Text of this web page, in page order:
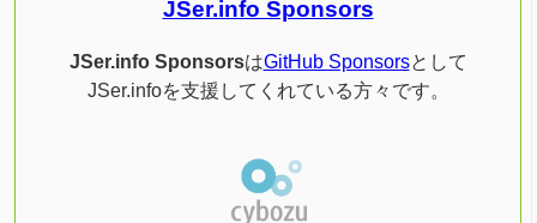
JSer.info Sponsors
JSer.info SponsorsはGitHub Sponsorsとして
JSer.infoを支援してくれている方々です。